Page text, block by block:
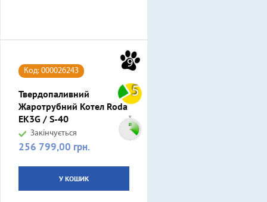
9
5
Код: 000026243
Твердопаливний
Жаротрубний Котел Roda
EK3G / S-40
Закінчується
Ціна
256 799,00 грн.
У КОШИК